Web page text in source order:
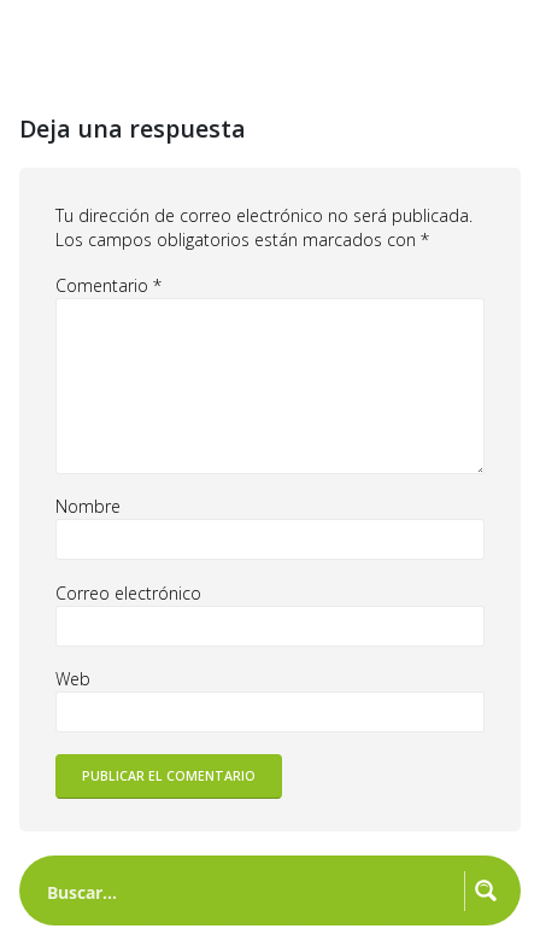
Deja una respuesta
Tu dirección de correo electrónico no será publicada.
Los campos obligatorios están marcados con *
Comentario *
Nombre
Correo electrónico
Web